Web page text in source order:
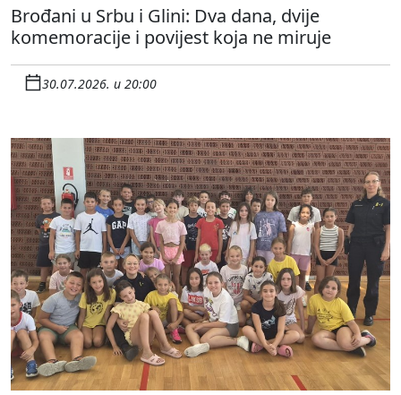
Brođani u Srbu i Glini: Dva dana, dvije
komemoracije i povijest koja ne miruje
30.07.2026. u 20:00